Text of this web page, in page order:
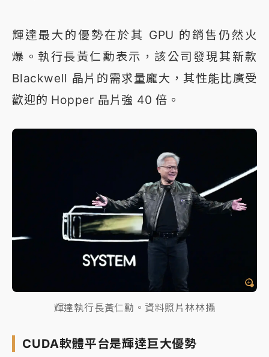
輝達最大的優勢在於其 GPU 的銷售仍然火
爆。執行長黃仁勳表示，該公司發現其新款
Blackwell 晶片的需求量龐大，其性能比廣受
歡迎的 Hopper 晶片強 40 倍。
輝達執行長黃仁勳。資料照片林林攝
CUDA軟體平台是輝達巨大優勢